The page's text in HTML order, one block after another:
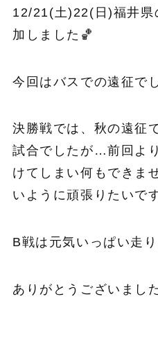
12/21(土)22(日)福井県
加しました🏀
今回はバスでの遠征で
決勝戦では、秋の遠征
試合でしたが…前回よ
けてしまい何もできま
いように頑張りたいで
B戦は元気いっぱい走
ありがとうございました